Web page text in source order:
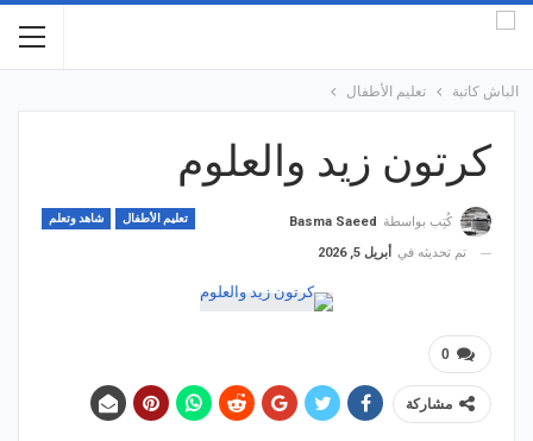
الباش كاتبة تعليم الأطفال
كرتون زيد والعلوم
تعليم الأطفال شاهد وتعلم كُتِب بواسطة
Basma Saeed
تم تحديثه في
أبريل 5, 2026
0
مشاركة